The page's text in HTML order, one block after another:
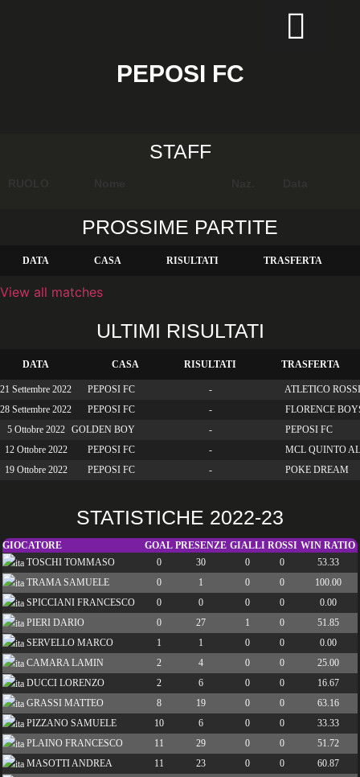
PEPOSI FC
STAFF
PROSSIME PARTITE
DATA CASA RISULTATI TRASFERTA
View all matches
ULTIMI RISULTATI
DATA CASA RISULTATI TRASFERTA
21 Settembre 2022 PEPOSI FC -
ATLETICO
28 Settembre 2022
PEPOSI FC -
FLORENCE
5 Ottobre 2022
GOLDEN BOY -
PEPOSI FC
12 Ottobre 2022
PEPOSI FC -
MCL QUINTO
19 Ottobre 2022
PEPOSI FC - POKE DREAM
STATISTICHE 2022-23
GIOCATORE GOAL PRESENZE GIALLI ROSSI WIN RATIO
TOSCHI TOMMASO
0 30 0 0
53.33
TRAMA SAMUELE
0 1 0 0
100.00
SPICCIANI FRANCESCO
0 0 0 0
0.00
PIERI DARIO
0 27 1 0
51.85
SERVELLO MARCO
1 1 0 0
0.00
CAMARA LAMIN
2 4 0 0
25.00
DUCCI LORENZO
2 6 0 0
16.67
GRASSI MATTEO
8 19 0 0
63.16
PIZZANO SAMUELE
10 6 0 0
33.33
PLAINO FRANCESCO
11 29 0 0
51.72
MASOTTI ANDREA
11 23 0 0
60.87